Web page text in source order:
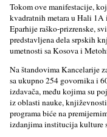
Tokom ove manifestacije,
kvadratnih metara u Hali 1A
Eparhije raško-prizrenske,
predstavljena dela srpskih
umetnosti sa Kosova i
Na štandovima Kancelarije
sa ukupno 254 govornika i
izdavača, među kojima su
iz oblasti nauke,
programa biće na
izdanjima institucija kulture